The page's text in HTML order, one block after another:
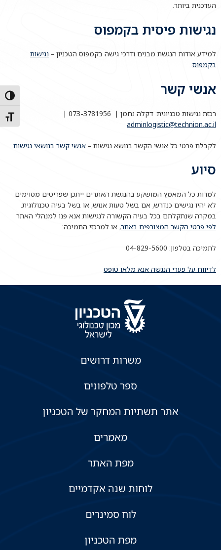
מתג
העדכנית ביותר.
נגישות פיסית בקמפוס
למידע אודות הנגשת מבנים ודרכי גישה בקמפוס הטכניון – נגישות
בקמפוס.
אנשי קשר
רכזת נגישות טכניונית: דקלה נחמן | 073-3781956 |
adminlogistic@technion.ac.il
לקבלת פרטי כל אנשי הקשר בנושא נגישות – אנשי קשר בנושאי נגישות
סיוע
למרות כל המאמץ המושקע בהנגשת האתרים ייתכן שפריטים מסוימים
לא יהיו נגישים כנדרש, אם בשל טעות אנוש, או בשל בעיה טכנולוגית.
במקרה שנתקלתם בכל בעיה הקשורה לנגישות אנא פנו למנהלי האתר
לפי פרטי הקשר המצורפים באתר, או למרכזי התמיכה:
לתמיכה בטלפון: 04-829-5600
לדיווח על פערי הנגשה אנא מלאו טופס
משרות דרושים
ספר טלפונים
אתר תשתיות המחקר של הטכניון
מאמרים
מפת האתר
לוחות שנה אקדמיים
לוח סמינרים
מפת הטכניון